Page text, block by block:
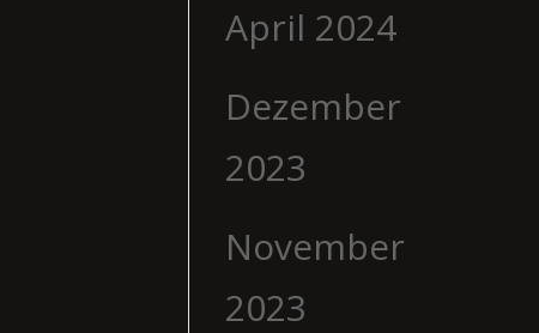
April 2024
Dezember
2023
November
2023